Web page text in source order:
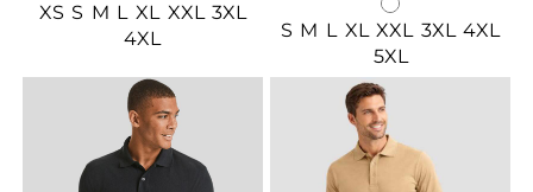
XS S M L XL XXL 3XL
4XL
S M L XL XXL 3XL 4XL
5XL